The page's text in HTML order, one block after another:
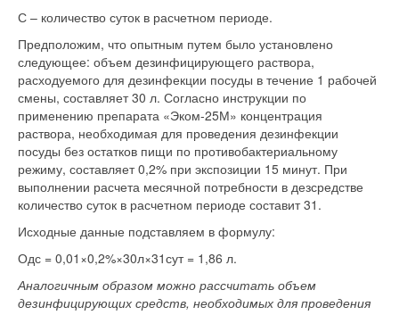
С – количество суток в расчетном периоде.
Предположим, что опытным путем было установлено
следующее: объем дезинфицирующего раствора,
расходуемого для дезинфекции посуды в течение 1 рабочей
смены, составляет 30 л. Согласно инструкции по
применению препарата «Эком-25М» концентрация
раствора, необходимая для проведения дезинфекции
посуды без остатков пищи по противобактериальному
режиму, составляет 0,2% при экспозиции 15 минут. При
выполнении расчета месячной потребности в дезсредстве
количество суток в расчетном периоде составит 31.
Исходные данные подставляем в формулу:
Одс = 0,01×0,2%×30л×31сут = 1,86 л.
Аналогичным образом можно рассчитать объем
дезинфицирующих средств, необходимых для проведения